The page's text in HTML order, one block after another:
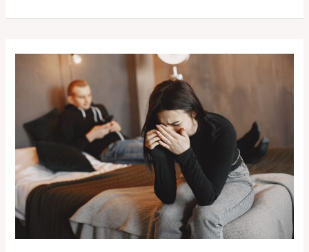
ÖREGÍTŐ
KAPCSOLATOK